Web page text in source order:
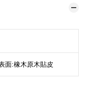
面:橡木原木貼皮